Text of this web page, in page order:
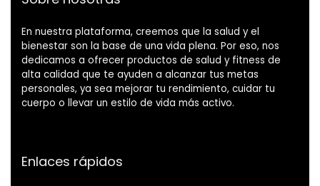
En nuestra plataforma, creemos que la salud y el
bienestar son la base de una vida plena. Por eso, nos
dedicamos a ofrecer productos de salud y fitness de
alta calidad que te ayuden a alcanzar tus metas
personales, ya sea mejorar tu rendimiento, cuidar tu
cuerpo o llevar un estilo de vida más activo.
Enlaces rápidos